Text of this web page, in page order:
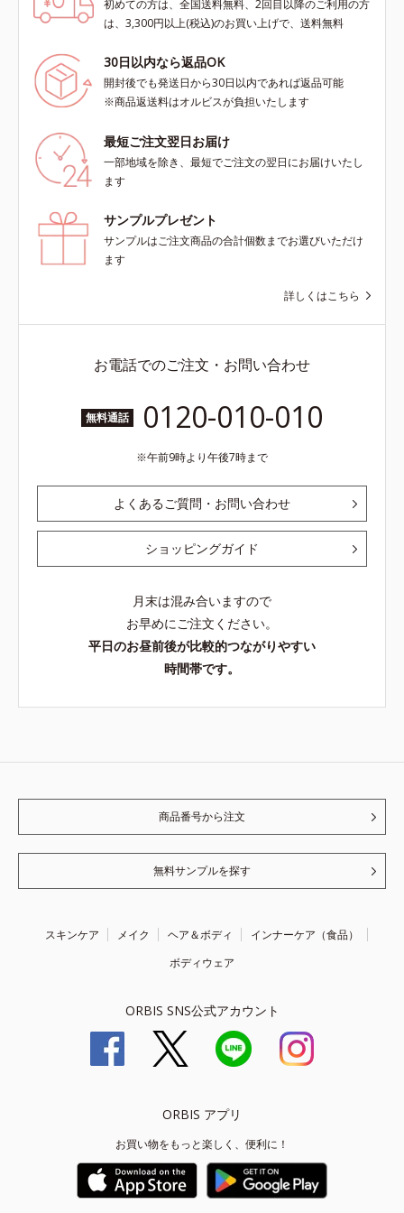
初めての方は、全国送料無料、2回目以降のご利用の方
は、3,300円以上(税込)のお買い上げで、送料無料
30日以内なら返品OK
開封後でも発送日から30日以内であれば返品可能
※商品返送料はオルビスが負担いたします
最短ご注文翌日お届け
一部地域を除き、最短でご注文の翌日にお届けいたし
ます
サンプルプレゼント
サンプルはご注文商品の合計個数までお選びいただけ
ます
詳しくはこちら
お電話でのご注文・お問い合わせ
無料通話 0120-010-010
午前9時より午後7時まで
よくあるご質問・お問い合わせ
ショッピングガイド
月末は混み合いますので
お早めにご注文ください。
平日のお昼前後が比較的つながりやすい
時間帯です。
商品番号から注文
無料サンプルを探す
スキンケア メイク ヘア＆ボディ
インナーケア（食品）
ボディウェア
ORBIS SNS公式アカウント
ORBIS アプリ
お買い物をもっと楽しく、便利に！